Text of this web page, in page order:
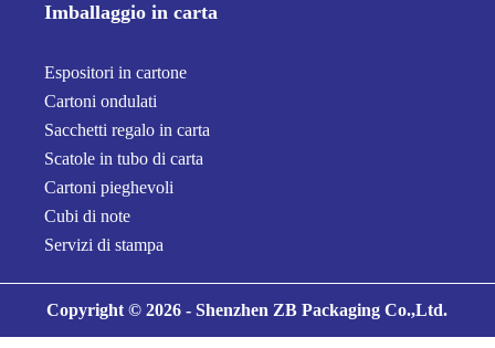
Imballaggio in carta
Espositori in cartone
Cartoni ondulati
Sacchetti regalo in carta
Scatole in tubo di carta
Cartoni pieghevoli
Cubi di note
Servizi di stampa
Copyright © 2026 - Shenzhen ZB Packaging Co.,Ltd.